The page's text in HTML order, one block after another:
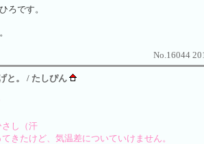
ろです。
No.16044
と。 / たしぴん
し（汗
きたけど、気温差についていけません。